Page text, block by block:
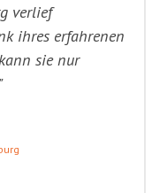
verlief
ihres erfahrenen
sie nur